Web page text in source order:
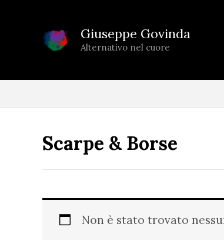
contenuto
Giuseppe Govinda
Alternativo nel cuore
Scarpe & Borse
Non è stato trovato